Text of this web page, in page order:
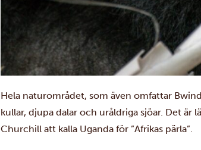
Hela naturområdet, som även omfattar
kullar, djupa dalar och uråldriga sjöar. Det är
Churchill att kalla Uganda för ”Afrikas pärla”.